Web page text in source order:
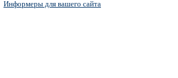
Информеры для вашего сайта